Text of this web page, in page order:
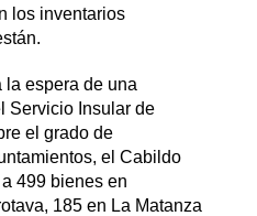
los inventarios
la espera de una
Servicio Insular de
el grado de
el Cabildo
499 bienes en
185 en La Matanza